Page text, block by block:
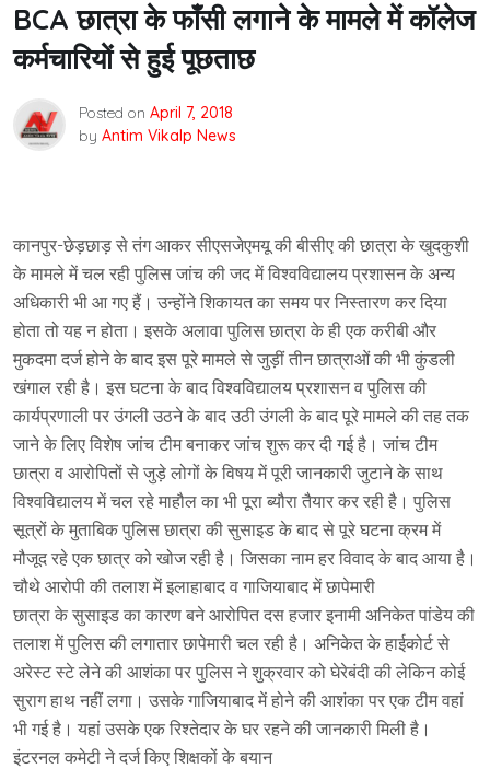
BCA छात्रा के फाँसी लगाने के मामले में कॉलेज
कर्मचारियों से हुई पूछताछ
Posted on April 7, 2018
by Antim Vikalp News
कानपुर-छेड़छाड़ से तंग आकर सीएसजेएमयू की बीसीए की छात्रा के खुदकुशी
के मामले में चल रही पुलिस जांच की जद में विश्वविद्यालय प्रशासन के अन्य
अधिकारी भी आ गए हैं। उन्होंने शिकायत का समय पर निस्तारण कर दिया
होता तो यह न होता। इसके अलावा पुलिस छात्रा के ही एक करीबी और
मुकदमा दर्ज होने के बाद इस पूरे मामले से जुड़ीं तीन छात्राओं की भी कुंडली
खंगाल रही है। इस घटना के बाद विश्वविद्यालय प्रशासन व पुलिस की
कार्यप्रणाली पर उंगली उठने के बाद उठी उंगली के बाद पूरे मामले की तह तक
जाने के लिए विशेष जांच टीम बनाकर जांच शुरू कर दी गई है। जांच टीम
छात्रा व आरोपितों से जुड़े लोगों के विषय में पूरी जानकारी जुटाने के साथ
विश्वविद्यालय में चल रहे माहौल का भी पूरा ब्यौरा तैयार कर रही है। पुलिस
सूत्रों के मुताबिक पुलिस छात्रा की सुसाइड के बाद से पूरे घटना क्रम में
मौजूद रहे एक छात्र को खोज रही है। जिसका नाम हर विवाद के बाद आया है।
चौथे आरोपी की तलाश में इलाहाबाद व गाजियाबाद में छापेमारी
छात्रा के सुसाइड का कारण बने आरोपित दस हजार इनामी अनिकेत पांडेय की
तलाश में पुलिस की लगातार छापेमारी चल रही है। अनिकेत के हाईकोर्ट से
अरेस्ट स्टे लेने की आशंका पर पुलिस ने शुक्रवार को घेरेबंदी की लेकिन कोई
सुराग हाथ नहीं लगा। उसके गाजियाबाद में होने की आशंका पर एक टीम वहां
भी गई है। यहां उसके एक रिश्तेदार के घर रहने की जानकारी मिली है।
इंटरनल कमेटी ने दर्ज किए शिक्षकों के बयान